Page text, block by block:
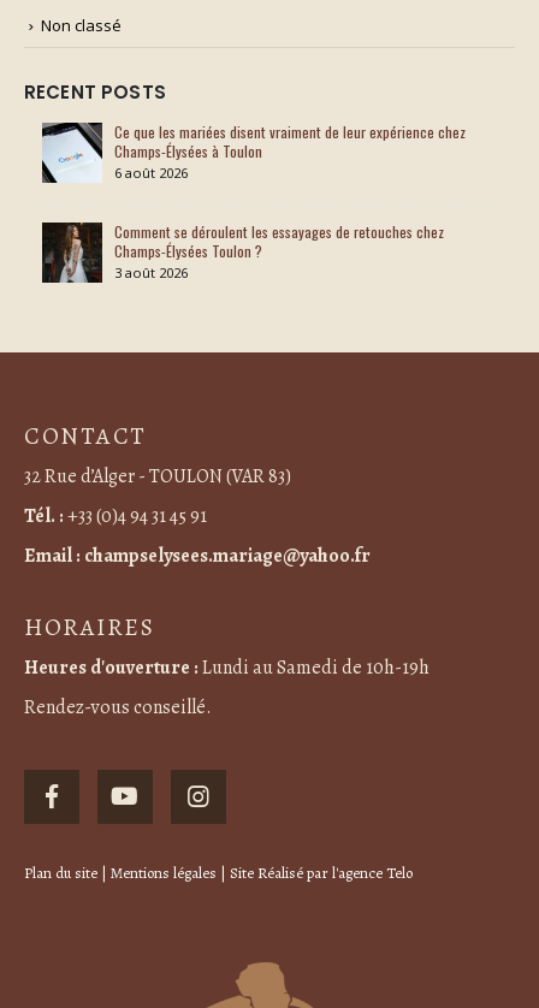
Non classé
RECENT POSTS
Ce que les mariées disent vraiment de leur expérience chez
Champs-Élysées à Toulon
6 août 2026
Comment se déroulent les essayages de retouches chez
Champs-Élysées Toulon ?
3 août 2026
CONTACT
32 Rue d’Alger - TOULON (VAR 83)
Tél. :+33 (0)4 94 31 45 91
Email : champselysees.mariage@yahoo.fr
HORAIRES
Heures d'ouverture :Lundi au Samedi de 10h-19h
Rendez-vous conseillé.
Plan du site | Mentions légales | Site Réalisé parl'agence Telo